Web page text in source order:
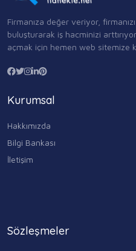
Firmanıza değer veriyor,
buluşturarak iş hacminizi
açmak için hemen web sitemize
Kurumsal
Hakkımızda
Bilgi Bankası
İletişim
Sözleşmeler